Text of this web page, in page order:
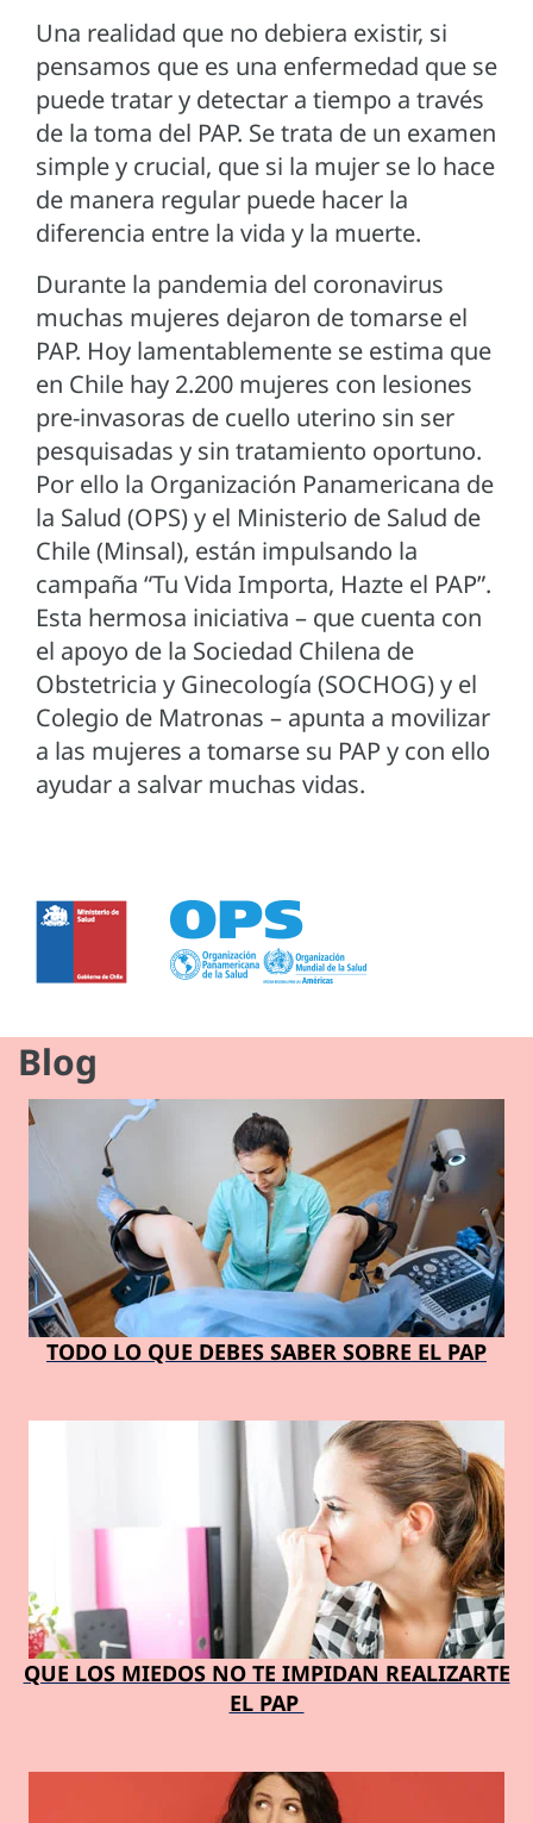
Una realidad que no debiera existir, si
pensamos que es una enfermedad que se
puede tratar y detectar a tiempo a través
de la toma del PAP. Se trata de un examen
simple y crucial, que si la mujer se lo hace
de manera regular puede hacer la
diferencia entre la vida y la muerte.
Durante la pandemia del coronavirus
muchas mujeres dejaron de tomarse el
PAP. Hoy lamentablemente se estima que
en Chile hay 2.200 mujeres con lesiones
pre-invasoras de cuello uterino sin ser
pesquisadas y sin tratamiento oportuno.
Por ello la Organización Panamericana de
la Salud (OPS) y el Ministerio de Salud de
Chile (Minsal), están impulsando la
campaña “Tu Vida Importa, Hazte el PAP”.
Esta hermosa iniciativa – que cuenta con
el apoyo de la Sociedad Chilena de
Obstetricia y Ginecología (SOCHOG) y el
Colegio de Matronas – apunta a movilizar
a las mujeres a tomarse su PAP y con ello
ayudar a salvar muchas vidas.
Blog
TODO LO QUE DEBES SABER SOBRE EL PAP
QUE LOS MIEDOS NO TE IMPIDAN REALIZARTE
EL PAP